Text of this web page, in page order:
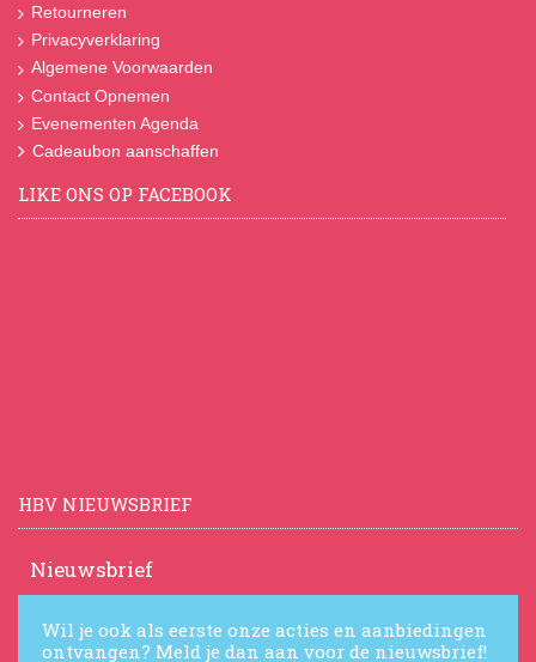
Retourneren
Privacyverklaring
Algemene Voorwaarden
Contact Opnemen
Evenementen Agenda
Cadeaubon aanschaffen
LIKE ONS OP FACEBOOK
HBV NIEUWSBRIEF
Nieuwsbrief
Wil je ook als eerste onze acties en aanbiedingen
ontvangen? Meld je dan aan voor de nieuwsbrief!